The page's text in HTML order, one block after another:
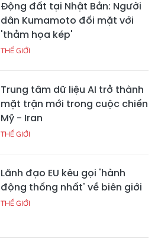
Động đất tại Nhật Bản: Người
dân Kumamoto đối mặt với
'thảm họa kép'
THẾ GIỚI
Trung tâm dữ liệu AI trở thành
mặt trận mới trong cuộc chiến
Mỹ - Iran
THẾ GIỚI
Lãnh đạo EU kêu gọi 'hành
động thống nhất' về biên giới
THẾ GIỚI